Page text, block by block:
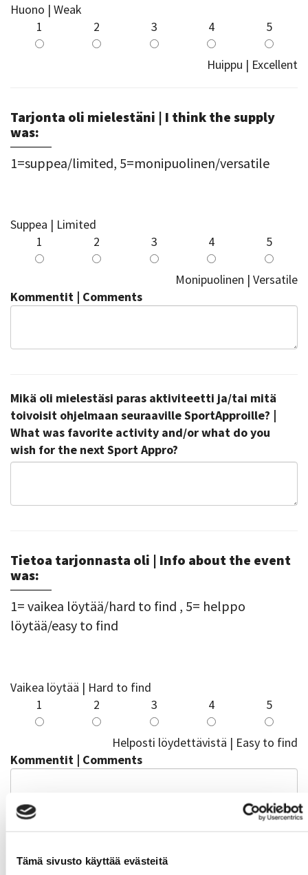
Tämä sivusto käyttää evästeitä
Huono | Weak
1
2 3 4 5
Huippu | Excellent
Tarjonta oli mielestäni | I think the supply
was:
1=suppea/limited, 5=monipuolinen/versatile
Suppea | Limited
1
2 3 4 5
Monipuolinen | Versatile
Kommentit | Comments
Mikä oli mielestäsi paras aktiviteetti ja/tai mitä
toivoisit ohjelmaan seuraaville SportApproille? |
What was favorite activity and/or what do you
wish for the next Sport Appro?
Tietoa tarjonnasta oli | Info about the event
was:
1= vaikea löytää/hard to find , 5= helppo
löytää/easy to find
Vaikea löytää | Hard to find
1
2 3 4 5
Helposti löydettävistä | Easy to find
Kommentit | Comments
Ilmoittautuminen oli mielestäni |